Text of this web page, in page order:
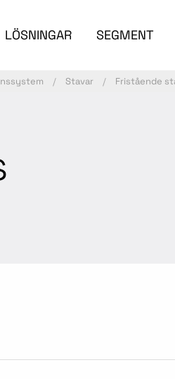
LÖSNINGAR SEGMENT
Stavar Fristående